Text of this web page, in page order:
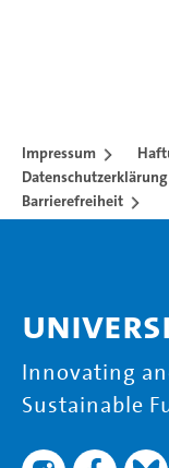
Impressum
Datenschutzerklärung
Barrierefreiheit
Innovating
Sustainable